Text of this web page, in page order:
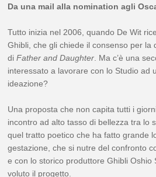
Da una mail alla nomination agli
Tutto inizia nel 2006, quando De Wit
Ghibli, che gli chiede il consenso per la
diFather and Daughter. Ma c’è una
interessato a lavorare con lo Studio ad
ideazione?
Una proposta che non capita tutti i
incontro ad alto tasso di bellezza tra lo
quel tratto poetico che ha fatto grande
gestazione, che si nutre del confronto
e con lo storico produttore Ghibli Oshio
voluto il progetto.